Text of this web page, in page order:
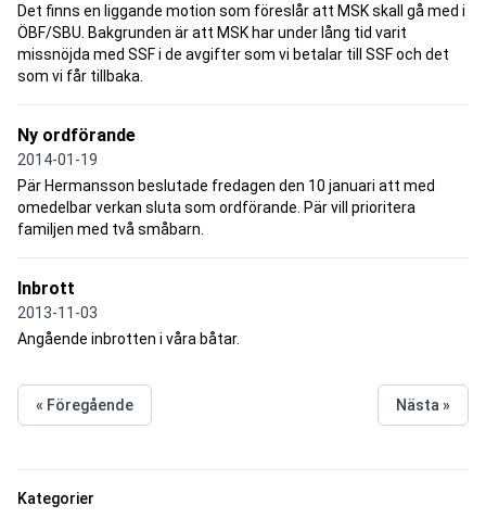
Kategorier
Det finns en liggande motion som föreslår att MSK skall gå med i
ÖBF/SBU. Bakgrunden är att MSK har under lång tid varit
missnöjda med SSF i de avgifter som vi betalar till SSF och det
som vi får tillbaka.
Ny ordförande
2014-01-19
Pär Hermansson beslutade fredagen den 10 januari att med
omedelbar verkan sluta som ordförande. Pär vill prioritera
familjen med två småbarn.
Inbrott
2013-11-03
Angående inbrotten i våra båtar.
« Föregående Nästa »